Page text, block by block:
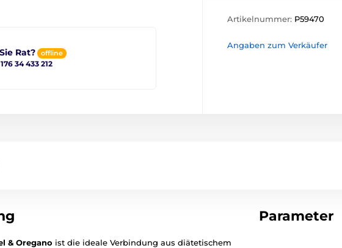
Rat? offline
34 433 212
Artikelnummer: P59470
Angaben zum Verkäufer
& Oregano ist die ideale Verbindung aus diätetischem
Parameter